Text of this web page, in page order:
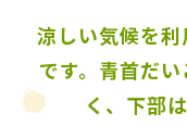
涼しい気候を
です。青首だ
く、下部